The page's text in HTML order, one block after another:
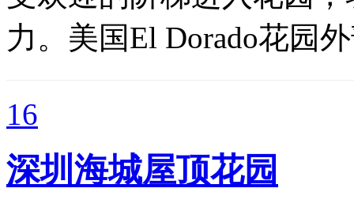
力。美国El Dorado花园
16
深圳海城屋顶花园